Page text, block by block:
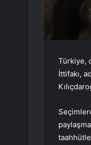
Türkiye,
İttifakı,